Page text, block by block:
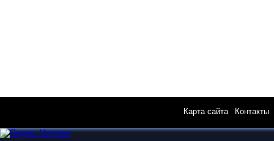
Карта сайта| Контакты